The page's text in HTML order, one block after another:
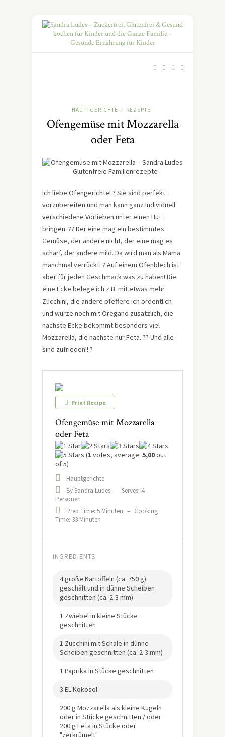
HAUPTGERICHTE / REZEPTE
Ofengemüse mit Mozzarella
oder Feta
Ich liebe Ofengerichte! ? Sie sind perfekt
vorzubereiten und man kann ganz individuell
verschiedene Vorlieben unter einen Hut
bringen. ?? Der eine mag ein bestimmtes
Gemüse, der andere nicht, der eine mag es
scharf, der andere mild. Da wird man als Mama
manchmal verrückt! ? Auf einem Ofenblech ist
aber für jeden Geschmack was zu haben! Die
eine Ecke belege ich z.B. mit etwas mehr
Zucchini, die andere pfeffere ich ordentlich
und würze noch mit Oregano zusätzlich, die
nächste Ecke bekommt besonders viel
Mozzarella, die nächste nur Feta. ?? Und alle
sind zufrieden!! ?
Print Recipe
Ofengemüse mit Mozzarella
oder Feta
(1votes, average: 5,00out
of 5)
Hauptgerichte
By Sandra Ludes – Serves: 4
Personen
Prep Time: 5 Minuten – Cooking
Time: 33 Minuten
INGREDIENTS
4 große Kartoffeln (ca. 750 g)
geschält und in dünne Scheiben
geschnitten (ca. 2-3 mm)
1 Zwiebel in kleine Stücke
geschnitten
1 Zucchini mit Schale in dünne
Scheiben geschnitten (ca. 2-3 mm)
1 Paprika in Stücke geschnitten
3 EL Kokosöl
200 g Mozzarella als kleine Kugeln
oder in Stücke geschnitten / oder
200 g Feta in Stücke oder
"zerkrümelt"